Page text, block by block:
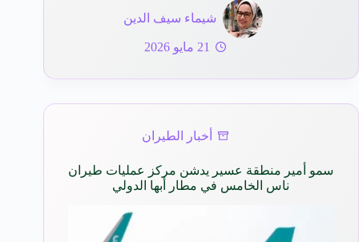
شيماء سيف الدين
21 مايو 2026
أخبار الطيران
سمو أمير منطقة عسير يدشن مركز عمليات طيران
ناس الخامس في مطار أبها الدولي